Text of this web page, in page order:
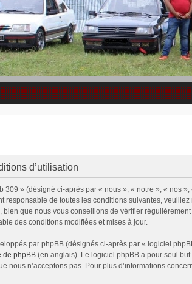
d’utilisation
309 » (désigné ci-après par « nous », « notre », « nos
responsable de toutes les conditions suivantes,
bien que nous vous conseillons de vérifier
des conditions modifiées et mises à jour.
par phpBB (désignés ci-après par « logiciel
de phpBB(en anglais). Le logiciel phpBB a pour seul
nous n’acceptons pas. Pour plus d’informations